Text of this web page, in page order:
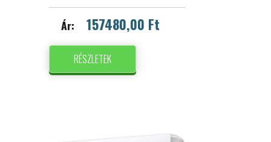
Ár: 157480,00 Ft
RÉSZLETEK